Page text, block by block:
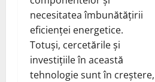
necesitatea îmbunătățirii
eficienței energetice.
Totuși, cercetările și
investițiile în această
tehnologie sunt în creștere,